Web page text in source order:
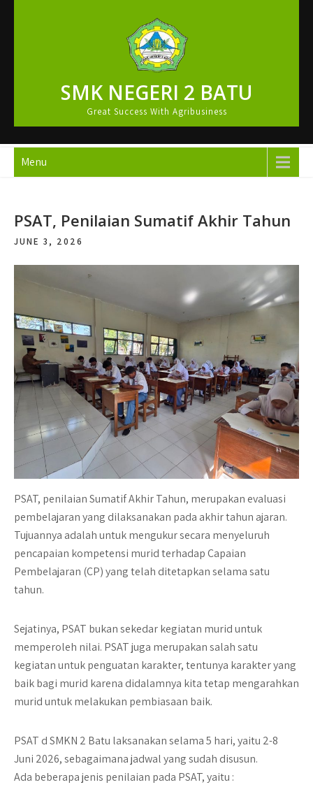
SMK NEGERI 2 BATU
Great Success With Agribusiness
Menu
PSAT, Penilaian Sumatif Akhir Tahun
JUNE 3, 2026
PSAT, penilaian Sumatif Akhir Tahun, merupakan evaluasi
pembelajaran yang dilaksanakan pada akhir tahun ajaran.
Tujuannya adalah untuk mengukur secara menyeluruh
pencapaian kompetensi murid terhadap Capaian
Pembelajaran (CP) yang telah ditetapkan selama satu
tahun.
Sejatinya, PSAT bukan sekedar kegiatan murid untuk
memperoleh nilai. PSAT juga merupakan salah satu
kegiatan untuk penguatan karakter, tentunya karakter yang
baik bagi murid karena didalamnya kita tetap mengarahkan
murid untuk melakukan pembiasaan baik.
PSAT d SMKN 2 Batu laksanakan selama 5 hari, yaitu 2-8
Juni 2026, sebagaimana jadwal yang sudah disusun.
Ada beberapa jenis penilaian pada PSAT, yaitu :